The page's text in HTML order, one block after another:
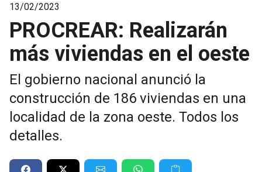
13/02/2023
PROCREAR: Realizarán
más viviendas en el oeste
El gobierno nacional anunció la
construcción de 186 viviendas en una
localidad de la zona oeste. Todos los
detalles.